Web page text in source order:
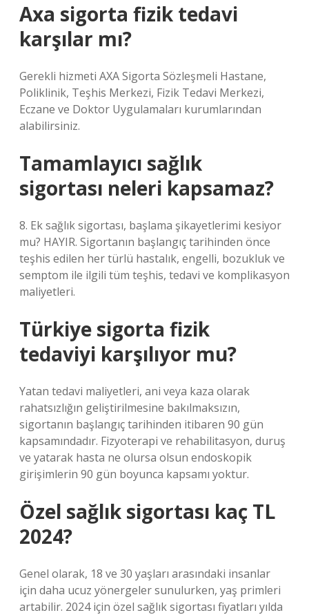
Axa sigorta fizik tedavi
karşılar mı?
Gerekli hizmeti AXA Sigorta Sözleşmeli Hastane,
Poliklinik, Teşhis Merkezi, Fizik Tedavi Merkezi,
Eczane ve Doktor Uygulamaları kurumlarından
alabilirsiniz.
Tamamlayıcı sağlık
sigortası neleri kapsamaz?
8. Ek sağlık sigortası, başlama şikayetlerimi kesiyor
mu? HAYIR. Sigortanın başlangıç ​​tarihinden önce
teşhis edilen her türlü hastalık, engelli, bozukluk ve
semptom ile ilgili tüm teşhis, tedavi ve komplikasyon
maliyetleri.
Türkiye sigorta fizik
tedaviyi karşılıyor mu?
Yatan tedavi maliyetleri, ani veya kaza olarak
rahatsızlığın geliştirilmesine bakılmaksızın,
sigortanın başlangıç ​​tarihinden itibaren 90 gün
kapsamındadır. Fizyoterapi ve rehabilitasyon, duruş
ve yatarak hasta ne olursa olsun endoskopik
girişimlerin 90 gün boyunca kapsamı yoktur.
Özel sağlık sigortası kaç TL
2024?
Genel olarak, 18 ve 30 yaşları arasındaki insanlar
için daha ucuz yönergeler sunulurken, yaş primleri
artabilir. 2024 için özel sağlık sigortası fiyatları yılda